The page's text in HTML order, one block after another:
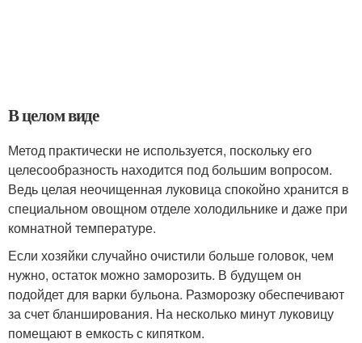
В целом виде
Метод практически не используется, поскольку его
целесообразность находится под большим вопросом.
Ведь целая неочищенная луковица спокойно хранится в
специальном овощном отделе холодильнике и даже при
комнатной температуре.
Если хозяйки случайно очистили больше головок, чем
нужно, остаток можно заморозить. В будущем он
подойдет для варки бульона. Разморозку обеспечивают
за счет бланширования. На несколько минут луковицу
помещают в емкость с кипятком.